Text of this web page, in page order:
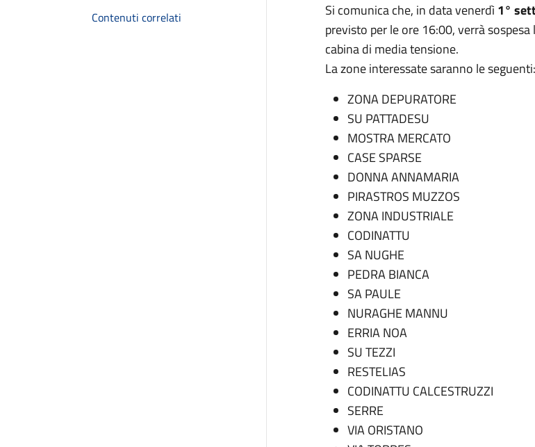
Contenuti correlati
Si comunica che, in data venerdì1°
previsto per le ore 16:00, verrà
cabina di media tensione.
La zone interessate saranno le seguenti:
ZONA DEPURATORE
SU PATTADESU
MOSTRA MERCATO
CASE SPARSE
DONNA ANNAMARIA
PIRASTROS MUZZOS
ZONA INDUSTRIALE
CODINATTU
SA NUGHE
PEDRA BIANCA
SA PAULE
NURAGHE MANNU
ERRIA NOA
SU TEZZI
RESTELIAS
CODINATTU CALCESTRUZZI
SERRE
VIA ORISTANO